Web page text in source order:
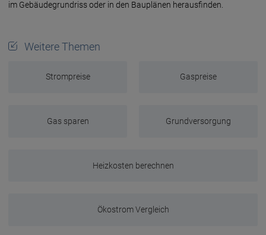
im Gebäude­grundriss oder in den Bau­plänen heraus­finden.
Weitere Themen
Strompreise Gaspreise
Gas sparen Grundversorgung
Heizkosten berechnen
Ökostrom Vergleich